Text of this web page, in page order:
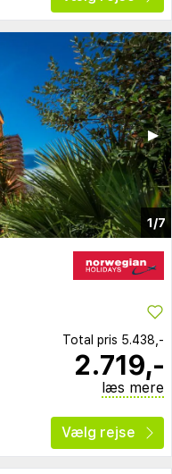
1/7
▶︎
Total pris 5.438,-
2.719,-
læs mere
Vælg rejse